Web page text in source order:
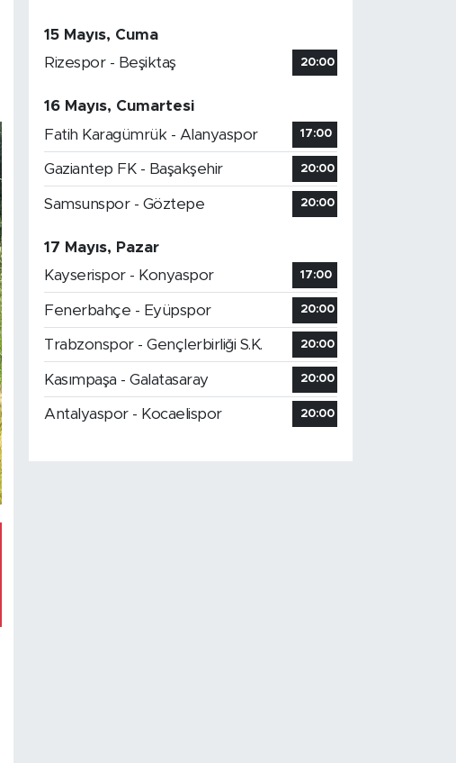
15 Mayıs, Cuma
Rizespor - Beşiktaş
20:00
16 Mayıs, Cumartesi
Fatih Karagümrük - Alanyaspor
17:00
Gaziantep FK - Başakşehir 20:00
Samsunspor - Göztepe 20:00
17 Mayıs, Pazar
Kayserispor - Konyaspor
17:00
Fenerbahçe - Eyüpspor 20:00
Trabzonspor - Gençlerbirliği S.K. 20:00
Kasımpaşa - Galatasaray 20:00
Antalyaspor - Kocaelispor 20:00